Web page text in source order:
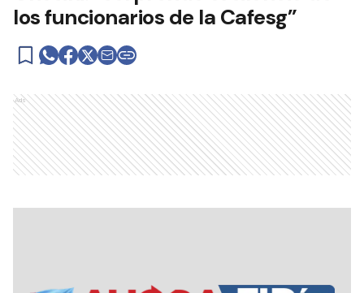
los funcionarios de la Cafesg”
Ads